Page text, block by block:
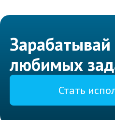
Зарабатывай
любимых
Стать